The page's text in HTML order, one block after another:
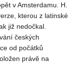
v Amsterdamu. H.
kterou z latinské
již nedočkal.
českých
od počátků
právě na